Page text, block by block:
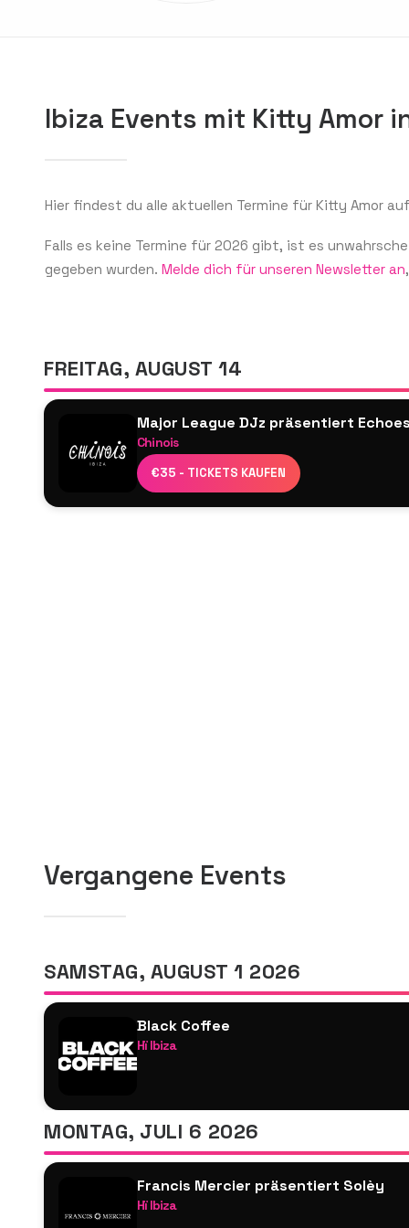
Ibiza Events mit Kitty Amor
Hier findest du alle aktuellen Termine für Kitty Amor
Falls es keine Termine für 2026 gibt, ist es
gegeben wurden. Melde dich für unseren Newsletter an
FREITAG, AUGUST 14
Major League DJz präsentiert
Chinois
€35 - TICKETS KAUFEN
Major League DJz
Kaz James
Kitty Amor
Vergangene Events
SAMSTAG, AUGUST 1 2026
Black Coffee
Hï Ibiza
Dubfire
&Lez
CLUB ROOM – Más Tiempo
Skepta
Dennis Ferrer
MONTAG, JULI 6 2026
Francis Mercier präsentiert Solèy
Hï Ibiza